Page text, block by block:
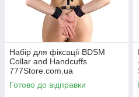
Набір для фіксації BDSM
Collar and Handcuffs
777Store.com.ua
Готово до відправки